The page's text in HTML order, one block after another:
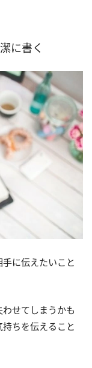
に書く
に伝えたいこと
せてしまうかも
ちを伝えること